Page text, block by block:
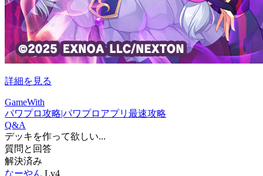
詳細を見る
GameWith
パワプロ攻略|パワプロアプリ最速攻略
Q&A
デッキを作って欲しい...
質問と回答
解決済み
なーやん Lv4